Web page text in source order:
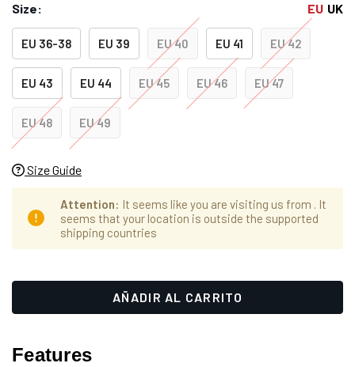
Size: EU UK
EU 36-38 EU 39 EU 40 EU 41 EU 42
EU 43 EU 44 EU 45 EU 46 EU 47
EU 48 EU 49
Size Guide
Attention: It seems like you are visiting us from . It
seems that your location is outside the supported
shipping countries
actual
existencias:
Features